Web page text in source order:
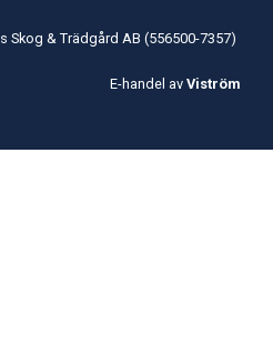
& Trädgård AB (556500-7357)
E-handel av Viström